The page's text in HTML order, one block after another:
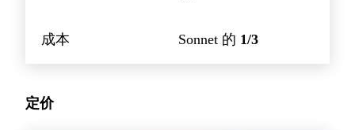
成本 Sonnet 的 1/3
定价